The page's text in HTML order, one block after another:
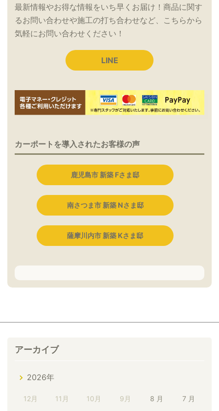
最新情報やお得な情報をいち早くお届け！商品に関す
るお問い合わせや施工の打ち合わせなど、こちらから
気軽にお問い合わせください！
LINE
カーポートを導入されたお客様の声
鹿児島市 新築 Fさま邸
南さつま市 新築 Nさま邸
薩摩川内市 新築 Kさま邸
アーカイブ
2026年
12月 11月 10月 9月 8 月 7 月